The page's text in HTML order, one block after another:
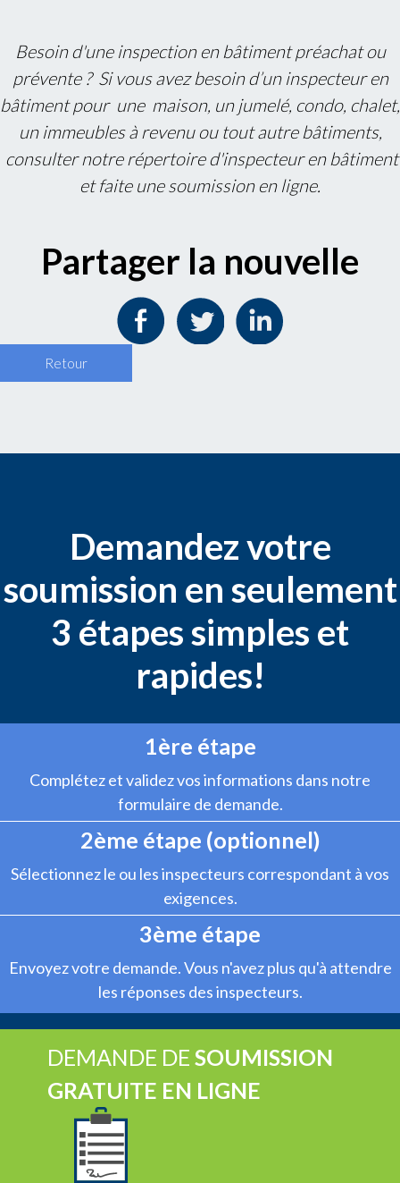
Besoin d'une inspection en bâtimentpréachatou
prévente ? Si vous avez besoin d’un inspecteur en
bâtiment pour une maison, un jumelé, condo, chalet,
un immeubles à revenuou tout autre bâtiments,
consulternotre répertoire d'inspecteur en bâtiment
et faite une soumission en ligne.
Partager la nouvelle
Retour
Demandez votre
soumission en seulement
3 étapes simples et
rapides!
1ère étape
Complétez et validez vos informations dans notre
formulaire de demande.
2ème étape (optionnel)
Sélectionnez le ou les inspecteurs correspondant à vos
exigences.
3ème étape
Envoyez votre demande. Vous n'avez plus qu'à attendre
les réponses des inspecteurs.
DEMANDE DE SOUMISSION
GRATUITE EN LIGNE